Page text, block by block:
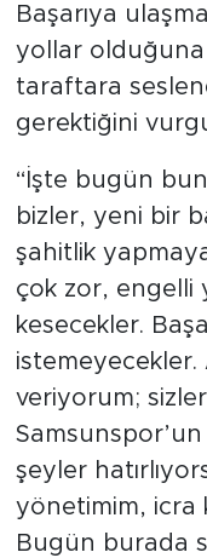
Başarıya
yollar olduğuna
taraftara
gerektiğini
“İşte bugün
bizler, yeni bir
şahitlik
çok zor, engelli
kesecekler.
veriyorum;
şeyler
yönetimim, icra
Bugün burada